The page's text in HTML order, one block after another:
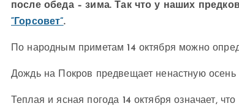
после обеда – зима. Так что у наших
“Горсовет”.
По народным приметам 14 октября можно
Дождь на Покров предвещает ненастную осень
Теплая и ясная погода 14 октября означает,